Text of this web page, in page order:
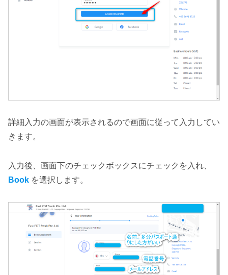
詳細入力の画面が表示されるので画面に従って入力してい
きます。
入力後、画面下のチェックボックスにチェックを入れ、
Book を選択します。